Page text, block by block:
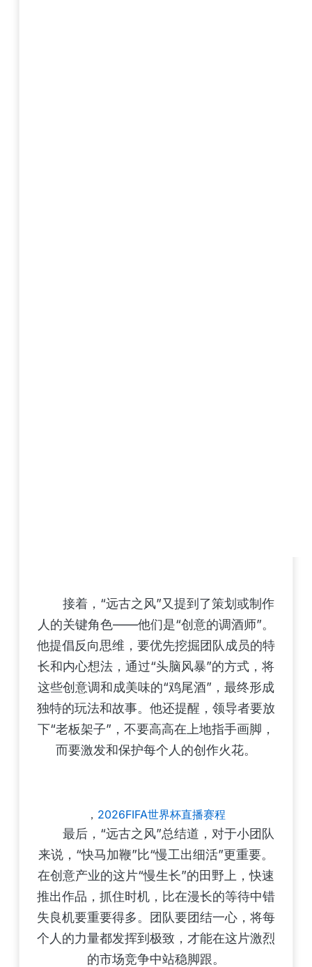
接着，“远古之风”又提到了策划或制作
人的关键角色——他们是“创意的调酒师”。
他提倡反向思维，要优先挖掘团队成员的特
长和内心想法，通过“头脑风暴”的方式，将
这些创意调和成美味的“鸡尾酒”，最终形成
独特的玩法和故事。他还提醒，领导者要放
下“老板架子”，不要高高在上地指手画脚，
而要激发和保护每个人的创作火花。
， 2026FIFA世界杯直播赛程
最后，“远古之风”总结道，对于小团队
来说，“快马加鞭”比“慢工出细活”更重要。
在创意产业的这片“慢生长”的田野上，快速
推出作品，抓住时机，比在漫长的等待中错
失良机要重要得多。团队要团结一心，将每
个人的力量都发挥到极致，才能在这片激烈
的市场竞争中站稳脚跟。